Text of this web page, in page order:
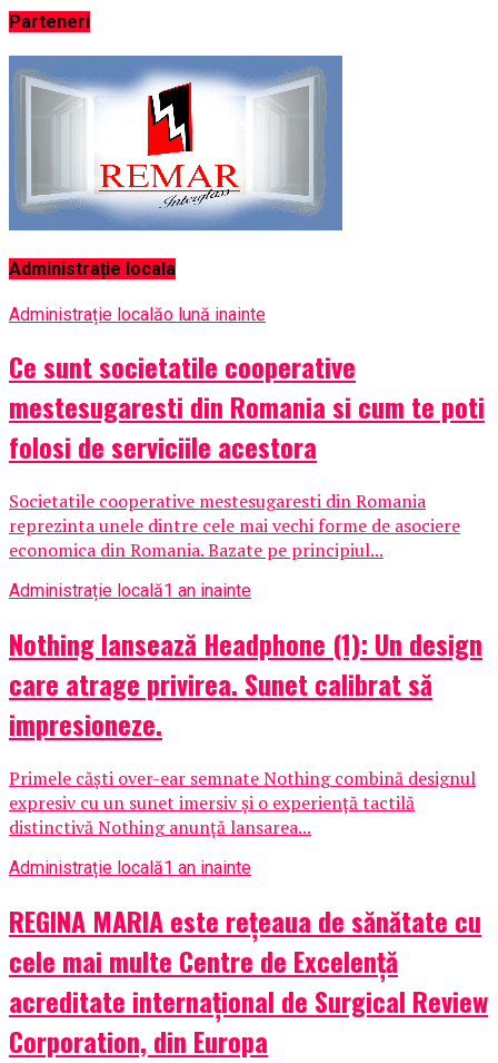
Parteneri
Administrație locala
Administrație localăo lună inainte
Ce sunt societatile cooperative
mestesugaresti din Romania si cum te poti
folosi de serviciile acestora
Societatile cooperative mestesugaresti din Romania
reprezinta unele dintre cele mai vechi forme de asociere
economica din Romania. Bazate pe principiul...
Administrație locală1 an inainte
Nothing lansează Headphone (1): Un design
care atrage privirea. Sunet calibrat să
impresioneze.
Primele căști over-ear semnate Nothing combină designul
expresiv cu un sunet imersiv și o experiență tactilă
distinctivă Nothing anunță lansarea...
Administrație locală1 an inainte
REGINA MARIA este rețeaua de sănătate cu
cele mai multe Centre de Excelență
acreditate internațional de Surgical Review
Corporation, din Europa